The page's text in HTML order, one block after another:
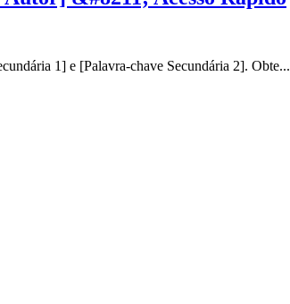
1] e [Palavra-chave Secundária 2]. Obte...